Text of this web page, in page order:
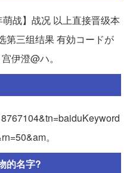
战】战况 以上直接晋级本
三组结果 有効コードが
伊澄@ハ。
。
的名字?